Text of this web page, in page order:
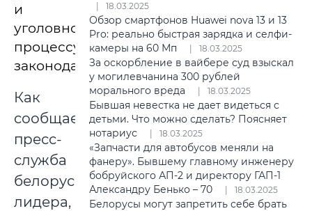
и
уголовно-
процессуальное
законодательство.
Как
сообщает
пресс-
служба
белорусского
лидера,
18.03.2025
Обзор смартфонов Huawei nova 13 и 13
Pro: реально быстрая зарядка и селфи-
камеры на 60 Мп
18.03.2025
За оскорбление в вайбере суд взыскал
у могилевчанина 300 рублей
морального вреда
18.03.2025
Бывшая невестка не дает видеться с
детьми. Что можно сделать? Поясняет
нотариус
18.03.2025
«Запчасти для автобусов меняли на
фанеру». Бывшему главному инженеру
бобруйского АП-2 и директору ГАП-1
Александру Бенько – 70
18.03.2025
Белорусы могут запретить себе брать